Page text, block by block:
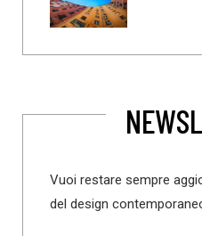
Vuoi restare sempre
del design